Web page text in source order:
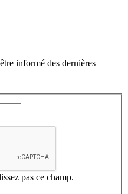
informé des dernières
pas ce champ.